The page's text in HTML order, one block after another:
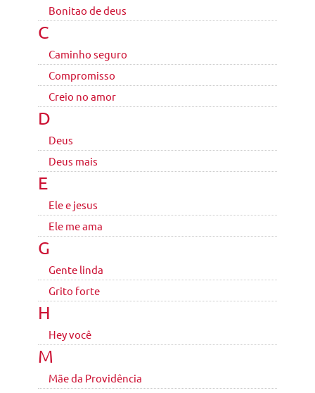
Bonitao de deus
C
Caminho seguro
Compromisso
Creio no amor
D
Deus
Deus mais
E
Ele e jesus
Ele me ama
G
Gente linda
Grito forte
H
Hey você
M
Mãe da Providência